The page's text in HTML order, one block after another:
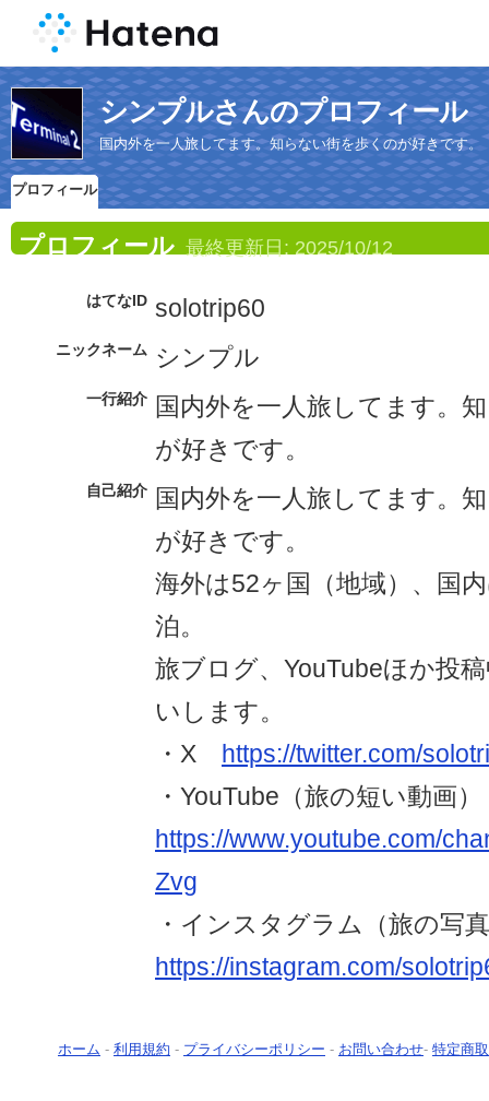
シンプルさんのプロフィール
国内外を一人旅してます。知らない街を歩くのが好きです。
プロフィール
プロフィール 最終更新日: 2025/10/12
はてなID solotrip60
ニックネーム シンプル
一行紹介
国内外を一人旅してます。
が好きです。
自己紹介
国内外を一人旅してます。
が好きです。
海外は52ヶ国（地域）、国
泊。
旅ブログ、YouTubeほか投
いします。
・X
https://twitter.com/
・YouTube（旅の短い動画
https://www.youtube.com/
Zvg
・インスタグラム（旅の
https://instagram.com/
ホーム - 利用規約 - プライバシーポリシー - お問い合わせ- 特定商